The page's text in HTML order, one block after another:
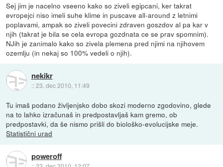
Sej jim je nacelno vseeno kako so ziveli egipcani, ker takrat
evropejci niso imeli suhe klime in puscave all-around z letnimi
poplavami, ampak so ziveli povecini zdraven goszdov al pa kar v
njih (takrat je bila se cela evropa gozdnata ce se prav spomnim).
NJih je zanimalo kako so zivela plemena pred njimi na njihovem
ozemlju (in nekaj so 100% vedeli o njih).
nekikr
::23. dec 2010, 11:49
Tu imaš podano življenjsko dobo skozi moderno zgodovino, glede
na to lahko izračunaš in predpostavljaš kam gremo, ob
predpostavki, da še nismo prišli do biološko-evolucijske meje.
Statistični urad
poweroff